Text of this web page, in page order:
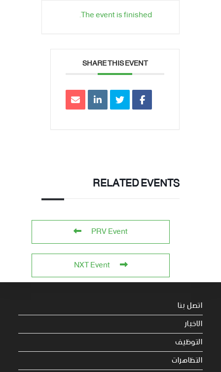
The event is finished.
SHARE THIS EVENT
RELATED EVENTS
PRV Event
NXT Event
اتصل بنا
الاخبار
التوظيف
التظاهرات